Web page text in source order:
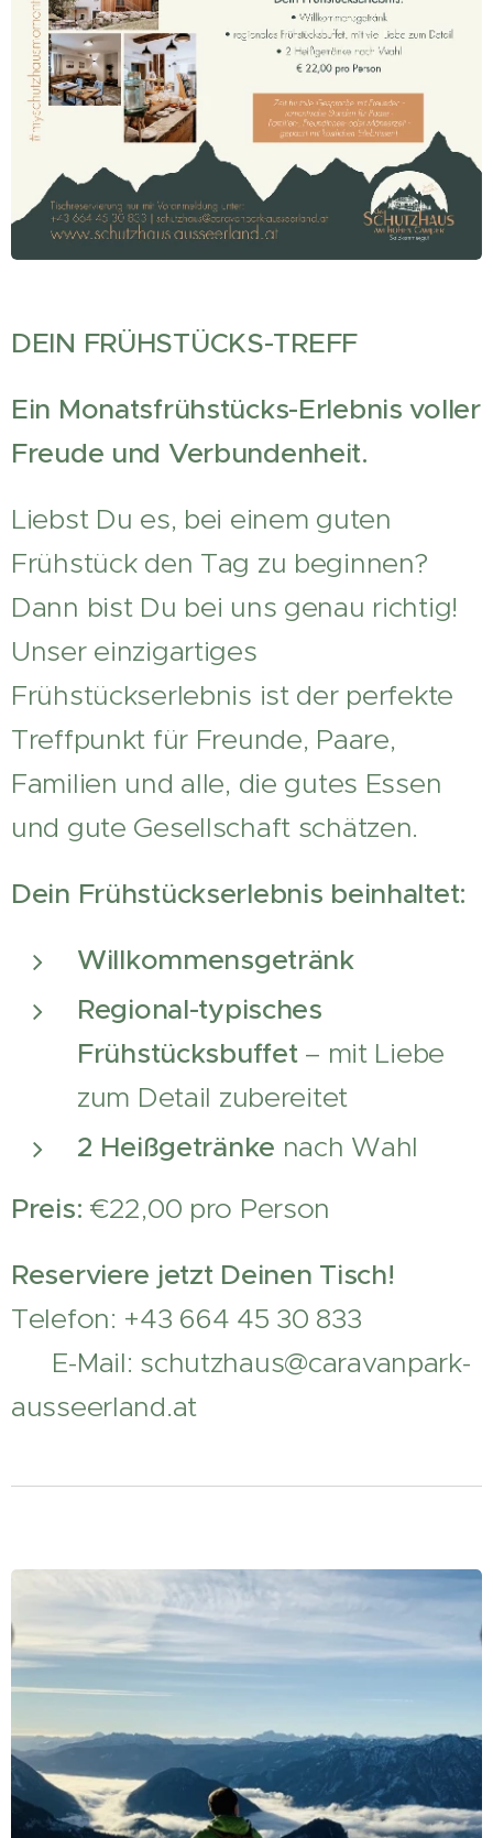
DEIN FRÜHSTÜCKS-TREFF
Ein Monatsfrühstücks-Erlebnis voller
Freude und Verbundenheit.
Liebst Du es, bei einem guten
Frühstück den Tag zu beginnen?
Dann bist Du bei uns genau richtig!
Unser einzigartiges
Frühstückserlebnis ist der perfekte
Treffpunkt für Freunde, Paare,
Familien und alle, die gutes Essen
und gute Gesellschaft schätzen.
Dein Frühstückserlebnis beinhaltet:
Willkommensgetränk
Regional-typisches
Frühstücksbuffet– mit Liebe
zum Detail zubereitet
2 Heißgetränke nach Wahl
Preis: €22,00 pro Person
Reserviere jetzt Deinen Tisch!
Telefon: +43 664 45 30 833
📧 E-Mail: schutzhaus@caravanpark-
ausseerland.at